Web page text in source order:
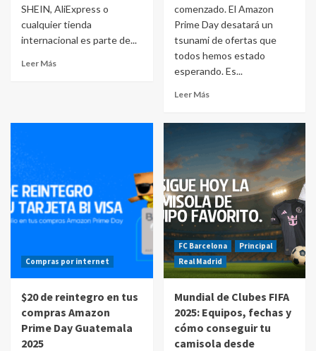
SHEIN, AliExpress o
cualquier tienda
internacional es parte de...
Leer Más
comenzado. El Amazon
Prime Day desatará un
tsunami de ofertas que
todos hemos estado
esperando. Es...
Leer Más
Compras por internet
$20 de reintegro en tus
compras Amazon
Prime Day Guatemala
2025
FC Barcelona
Principal
Real Madrid
Mundial de Clubes FIFA
2025: Equipos, fechas y
cómo conseguir tu
camisola desde